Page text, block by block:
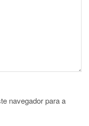
navegador para a